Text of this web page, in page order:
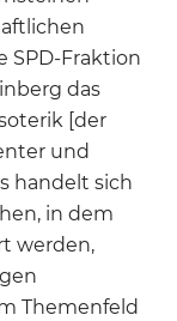
SPD-Fraktion
das
[der
und
handelt sich
in dem
werden,
Themenfeld